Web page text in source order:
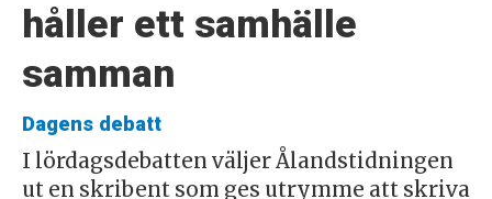
håller ett samhälle
samman
Dagens debatt
I lördagsdebatten väljer Ålandstidningen
ut en skribent som ges utrymme att skriva